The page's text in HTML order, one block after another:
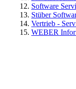
Software
Stüber
Vertrieb -
WEBER